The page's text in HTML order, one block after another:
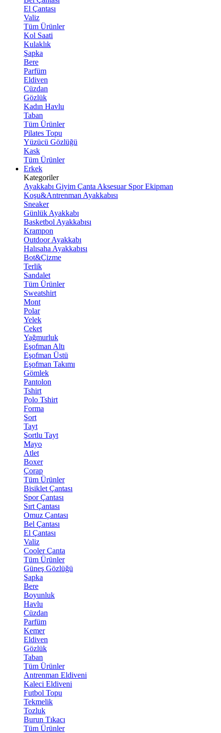
El Çantası
Valiz
Tüm Ürünler
Kol Saati
Kulaklık
Şapka
Bere
Parfüm
Eldiven
Cüzdan
Gözlük
Kadın Havlu
Taban
Tüm Ürünler
Pilates Topu
Yüzücü Gözlüğü
Kask
Tüm Ürünler
Erkek
Kategoriler
Ayakkabı Giyim Çanta Aksesuar Spor Ekipman
Koşu&Antrenman Ayakkabısı
Sneaker
Günlük Ayakkabı
Basketbol Ayakkabısı
Krampon
Outdoor Ayakkabı
Halısaha Ayakkabısı
Bot&Çizme
Terlik
Sandalet
Tüm Ürünler
Sweatshirt
Mont
Polar
Yelek
Ceket
Yağmurluk
Eşofman Altı
Eşofman Üstü
Eşofman Takımı
Gömlek
Pantolon
Tshirt
Polo Tshirt
Forma
Şort
Tayt
Şortlu Tayt
Mayo
Atlet
Boxer
Çorap
Tüm Ürünler
Bisiklet Çantası
Spor Çantası
Sırt Çantası
Omuz Çantası
Bel Çantası
El Çantası
Valiz
Cooler Çanta
Tüm Ürünler
Güneş Gözlüğü
Şapka
Bere
Boyunluk
Havlu
Cüzdan
Parfüm
Kemer
Eldiven
Gözlük
Taban
Tüm Ürünler
Antrenman Eldiveni
Kaleci Eldiveni
Futbol Topu
Tekmelik
Tozluk
Burun Tıkacı
Tüm Ürünler